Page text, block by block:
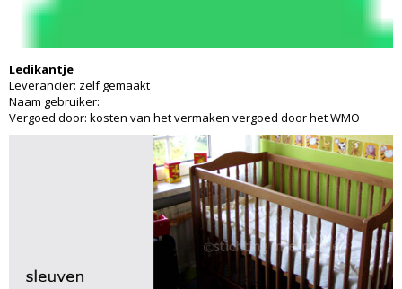
Ledikantje
Leverancier: zelf gemaakt
Naam gebruiker:
Vergoed door: kosten van het vermaken vergoed door het WMO